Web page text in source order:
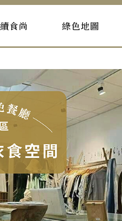
食尚 綠色地圖